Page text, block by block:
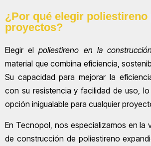
¿Por qué elegir poliestireno
proyectos?
Elegir elpoliestireno en la construcción
material que combina eficiencia,
Su capacidad para mejorar la
con su resistencia y facilidad de uso,
opción inigualable para cualquier
En Tecnopol, nos especializamos en la
de construcción de poliestireno